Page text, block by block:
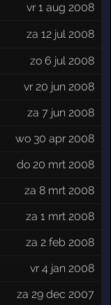
vr 1 aug 2008
za 12 jul 2008
zo 6 jul 2008
vr 20 jun 2008
za 7 jun 2008
wo 30 apr 2008
do 20 mrt 2008
za 8 mrt 2008
za 1 mrt 2008
za 2 feb 2008
vr 4 jan 2008
za 29 dec 2007